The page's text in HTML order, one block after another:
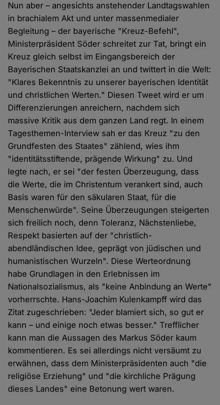
Nun aber – angesichts anstehender Landtagswahlen
in brachialem Akt und unter massenmedialer
Begleitung – der bayerische "Kreuz-Befehl",
Ministerpräsident Söder schreitet zur Tat, bringt ein
Kreuz gleich selbst im Eingangsbereich der
Bayerischen Staatskanzlei an und twittert in die Welt:
"Klares Bekenntnis zu unserer bayerischen Identität
und christlichen Werten." Diesen Tweet wird er um
Differenzierungen anreichern, nachdem sich
massive Kritik aus dem ganzen Land regt. In einem
Tagesthemen-Interview sah er das Kreuz "zu den
Grundfesten des Staates" zählend, wies ihm
"identitätsstiftende, prägende Wirkung" zu. Und
legte nach, er sei "der festen Überzeugung, dass
die Werte, die im Christentum verankert sind, auch
Basis waren für den säkularen Staat, für die
Menschenwürde". Seine Überzeugungen steigerten
sich freilich noch, denn Toleranz, Nächstenliebe,
Respekt basierten auf der "christlich-
abendländischen Idee, geprägt von jüdischen und
humanistischen Wurzeln". Diese Werteordnung
habe Grundlagen in den Erlebnissen im
Nationalsozialismus, als "keine Anbindung an Werte"
vorherrschte. Hans-Joachim Kulenkampff wird das
Zitat zugeschrieben: "Jeder blamiert sich, so gut er
kann – und einige noch etwas besser." Trefflicher
kann man die Aussagen des Markus Söder kaum
kommentieren. Es sei allerdings nicht versäumt zu
erwähnen, dass dem Ministerpräsidenten auch "die
religiöse Erziehung" und "die kirchliche Prägung
dieses Landes" eine Betonung wert waren.